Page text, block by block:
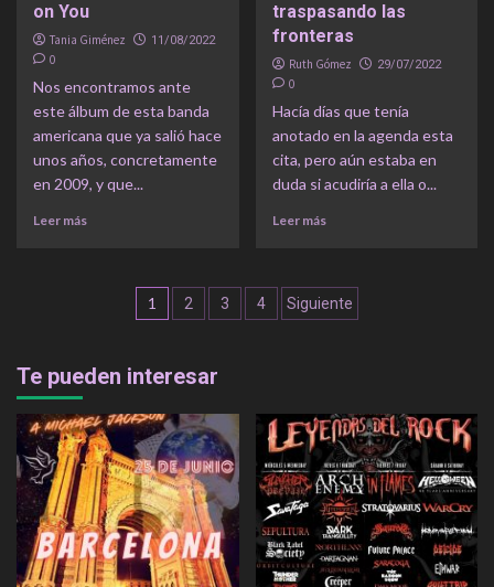
on You
Tania Giménez 11/08/2022
0
Nos encontramos ante
este álbum de esta banda
americana que ya salió hace
unos años, concretamente
en 2009, y que...
Leer más
traspasando las
fronteras
Ruth Gómez 29/07/2022
0
Hacía días que tenía
anotado en la agenda esta
cita, pero aún estaba en
duda si acudiría a ella o...
Leer más
Navegación
entradas
1 2 3 4 Siguiente
Te pueden interesar